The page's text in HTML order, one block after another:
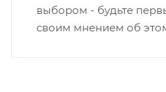
выбором - будьте
своим мнением об